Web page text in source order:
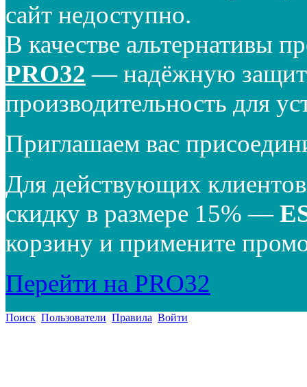
сайт недоступно.
В качестве альтернативы
PRO32 — надёжную
производительность для
Приглашаем вас
Для действующих
скидку в размере 15% —
корзину и примените
Перейти на PRO32
Поиск Пользователи Правила Войти